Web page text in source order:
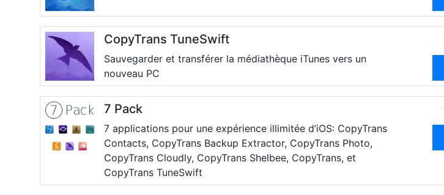
CopyTrans TuneSwift
Sauvegarder et transférer la médiathèque iTunes vers un
nouveau PC
7 Pack
7 applications pour une expérience illimitée d’iOS: CopyTrans
Contacts, CopyTrans Backup Extractor, CopyTrans Photo,
CopyTrans Cloudly, CopyTrans Shelbee, CopyTrans, et
CopyTrans TuneSwift